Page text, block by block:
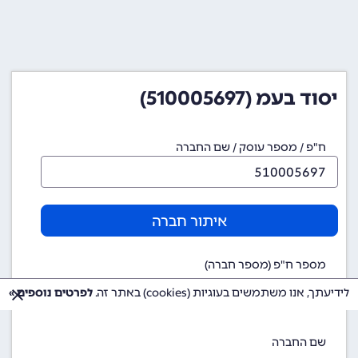
יסוד בעמ (510005697)
ח"פ / מספר עוסק / שם החברה
איתור חברה
מספר ח"פ (מספר חברה)
510005697
שם החברה
לידיעתך, אנו משתמשים בעוגיות (cookies) באתר זה. לפרטים נוספים »